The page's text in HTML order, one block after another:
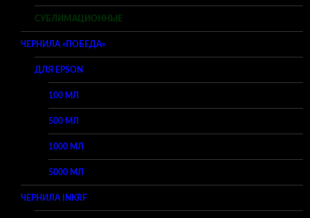
СУБЛИМАЦИОННЫЕ
ЧЕРНИЛА «ПОБЕДА»
ДЛЯ EPSON
100 МЛ
500 МЛ
1000 МЛ
5000 МЛ
ЧЕРНИЛА INKRF